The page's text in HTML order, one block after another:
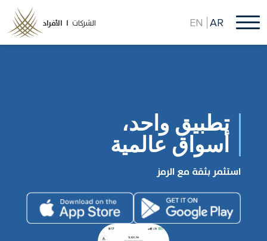
إلى
المحتوى
الأفراد | الشركات EN AR
تطبيق واحد،
أسواق عالمية
استثمر بثقة مع الرمز